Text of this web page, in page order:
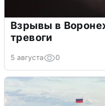
Взрывы в
тревоги
5 августа 0